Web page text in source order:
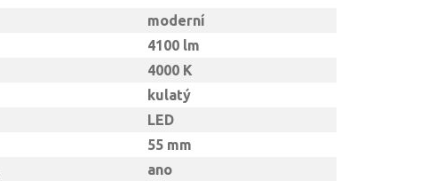
moderní
4100 lm
4000 K
kulatý
LED
55 mm
ano